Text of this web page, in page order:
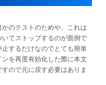
のテストのためや、これは
てストップするのが面倒で
するだけなのでとても簡単
を再度有効化した際に本文
ので元に戻す必要はありま